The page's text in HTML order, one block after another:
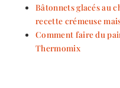
Bâtonnets glacés au
recette crémeuse
Comment faire du
Thermomix